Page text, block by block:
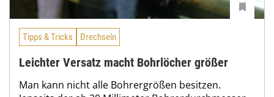
Tipps & Tricks Drechseln
Leichter Versatz macht Bohrlöcher größer
Man kann nicht alle Bohrergrößen besitzen.